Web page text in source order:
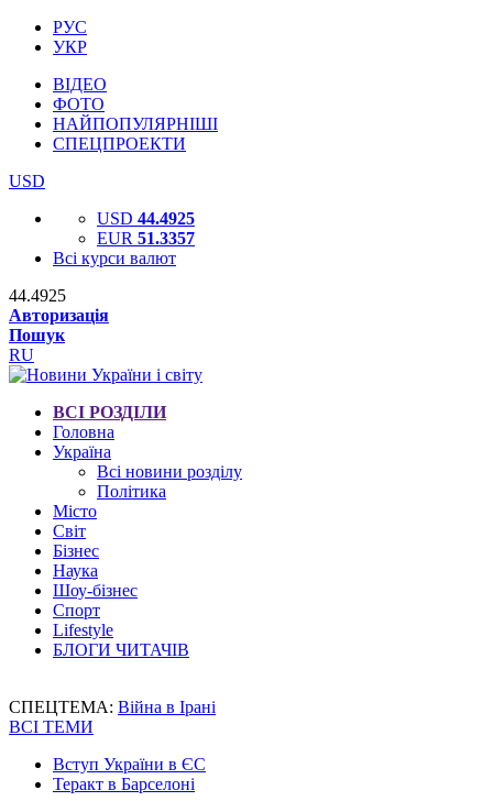
РУС
УКР
ВІДЕО
ФОТО
НАЙПОПУЛЯРНІШІ
СПЕЦПРОЕКТИ
USD
USD 44.4925
EUR 51.3357
Всі курси валют
44.4925
Авторизація
Пошук
RU
ВСІ РОЗДІЛИ
Головна
Україна
Всі новини розділу
Політика
Місто
Світ
Бізнес
Наука
Шоу-бізнес
Спорт
Lifestyle
БЛОГИ ЧИТАЧІВ
СПЕЦТЕМА: Війна в Ірані
ВСІ ТЕМИ
Вступ України в ЄС
Теракт в Барселоні